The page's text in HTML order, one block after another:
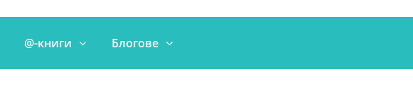
@-книги Блогове